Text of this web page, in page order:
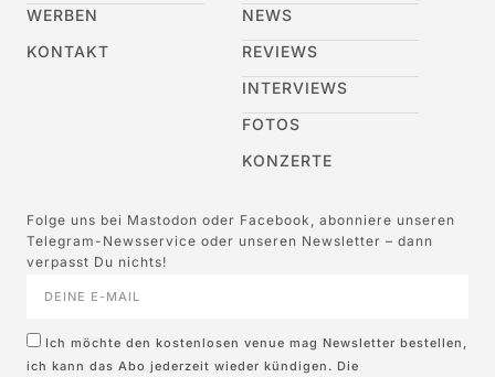
WERBEN
KONTAKT
NEWS
REVIEWS
INTERVIEWS
FOTOS
KONZERTE
Folge uns bei Mastodon oder Facebook, abonniere unseren
Telegram-Newsservice oder unseren Newsletter – dann
verpasst Du nichts!
Ich möchte den kostenlosen venue mag Newsletter bestellen,
ich kann das Abo jederzeit wieder kündigen. Die